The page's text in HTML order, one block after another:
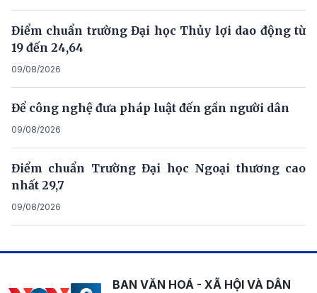
Điểm chuẩn trường Đại học Thủy lợi dao động từ
19 đến 24,64
09/08/2026
Để công nghệ đưa pháp luật đến gần người dân
09/08/2026
Điểm chuẩn Trường Đại học Ngoại thương cao
nhất 29,7
09/08/2026
BAN VĂN HOÁ - XÃ HỘI VÀ DÂN